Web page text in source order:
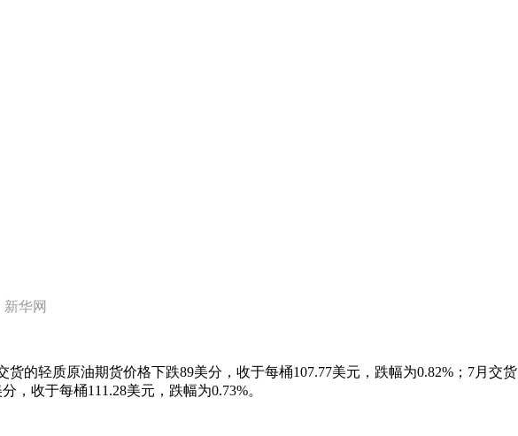
新华网
的轻质原油期货价格下跌89美分，收于每桶107.77美元，跌幅为0.82%；7月交货
，收于每桶111.28美元，跌幅为0.73%。